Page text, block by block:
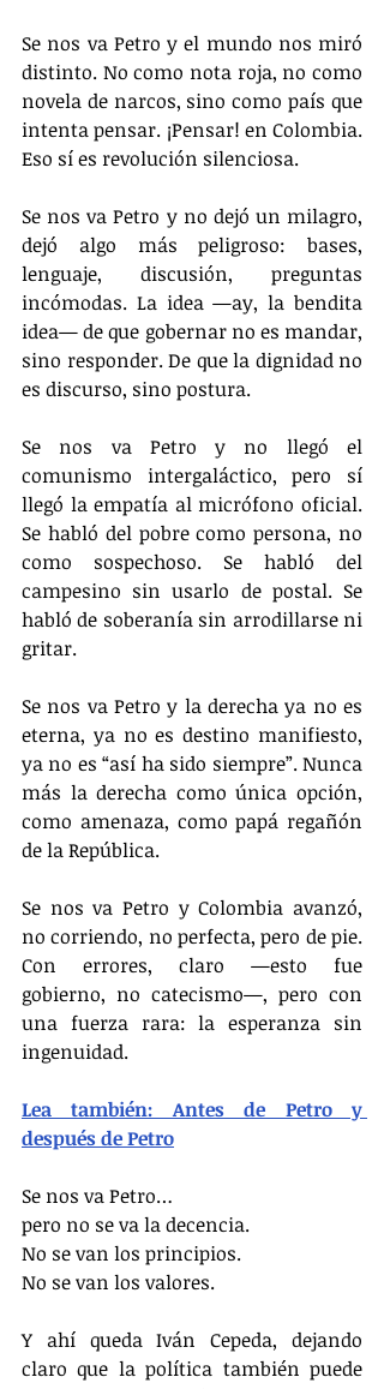
Se nos va Petro y el mundo nos miró
distinto. No como nota roja, no como
novela de narcos, sino como país que
intenta pensar. ¡Pensar! en Colombia.
Eso sí es revolución silenciosa.
Se nos va Petro y no dejó un milagro,
dejó algo más peligroso: bases,
lenguaje, discusión, preguntas
incómodas. La idea —ay, la bendita
idea— de que gobernar no es mandar,
sino responder. De que la dignidad no
es discurso, sino postura.
Se nos va Petro y no llegó el
comunismo intergaláctico, pero sí
llegó la empatía al micrófono oficial.
Se habló del pobre como persona, no
como sospechoso. Se habló del
campesino sin usarlo de postal. Se
habló de soberanía sin arrodillarse ni
gritar.
Se nos va Petro y la derecha ya no es
eterna, ya no es destino manifiesto,
ya no es “así ha sido siempre”. Nunca
más la derecha como única opción,
como amenaza, como papá regañón
de la República.
Se nos va Petro y Colombia avanzó,
no corriendo, no perfecta, pero de pie.
Con errores, claro —esto fue
gobierno, no catecismo—, pero con
una fuerza rara: la esperanza sin
ingenuidad.
Lea también: Antes de Petro y
después de Petro
Se nos va Petro…
pero no se va la decencia.
No se van los principios.
No se van los valores.
Y ahí queda Iván Cepeda, dejando
claro que la política también puede